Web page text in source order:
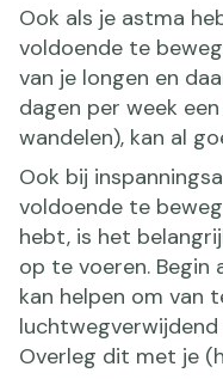
Ook als je astma
voldoende te
van je longen en
dagen per week
wandelen), kan al
Ook bij
voldoende te
hebt, is het
op te voeren.
kan helpen om van
Overleg dit met je